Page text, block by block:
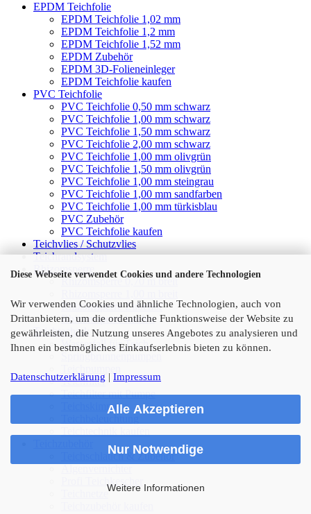
Diese Webseite verwendet Cookies und andere Technologien
Wir verwenden Cookies und ähnliche Technologien, auch von
Drittanbietern, um die ordentliche Funktionsweise der Website zu
gewährleisten, die Nutzung unseres Angebotes zu analysieren und
Ihnen ein bestmögliches Einkaufserlebnis bieten zu können.
Datenschutzerklärung | Impressum
Alle Akzeptieren
Nur Notwendige
Weitere Informationen
EPDM Teichfolie
EPDM Teichfolie 1,02 mm
EPDM Teichfolie 1,2 mm
EPDM Teichfolie 1,52 mm
EPDM Zubehör
EPDM 3D-Folieneinleger
EPDM Teichfolie kaufen
PVC Teichfolie
PVC Teichfolie 0,50 mm schwarz
PVC Teichfolie 1,00 mm schwarz
PVC Teichfolie 1,50 mm schwarz
PVC Teichfolie 2,00 mm schwarz
PVC Teichfolie 1,00 mm olivgrün
PVC Teichfolie 1,50 mm olivgrün
PVC Teichfolie 1,00 mm steingrau
PVC Teichfolie 1,00 mm sandfarben
PVC Teichfolie 1,00 mm türkisblau
PVC Zubehör
PVC Teichfolie kaufen
Teichvlies / Schutzvlies
Teichrandsystem
Rhizomsperre
Rhizomsperre 0,70 m breit
Rhizomsperre Zubehör
Rhizomsperre kaufen
Teichtechnik
Wasserfall für Teich
Springbrunnenpumpen
Teichfilter
Teichfilter mit Pumpe
Teichskimmer
Teichschlauch & Zubehör
Profi Teichkescher